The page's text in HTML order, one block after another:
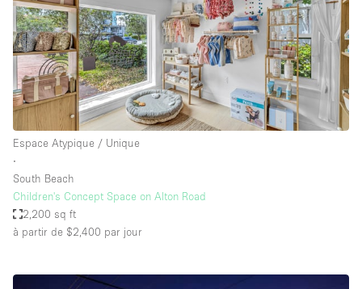
Espace Atypique / Unique
∙
South Beach
Children's Concept Space on Alton Road
2,200 sq ft
à partir de $2,400 par jour